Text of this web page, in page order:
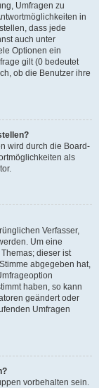
Umfragen zu
in
dass jede
auch unter
Optionen ein
gilt (0 bedeutet
ob die Benutzer ihre
wird durch die Board-
als
Verfasser,
Um eine
dieser ist
abgegeben hat,
haben, so kann
geändert oder
Umfragen
vorbehalten sein.